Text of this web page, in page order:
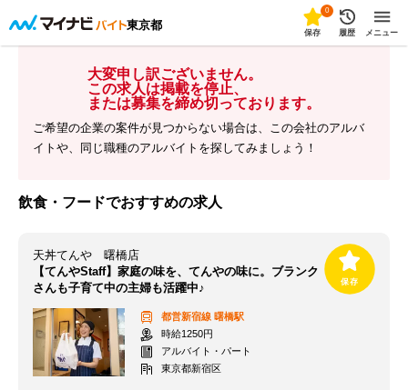
東京都
0
保存 履歴 メニュー
大変申し訳ございません。
この求人は掲載を停止、
または募集を締め切っております。
ご希望の企業の案件が見つからない場合は、この会社のアルバ
イトや、同じ職種のアルバイトを探してみましょう！
飲食・フードでおすすめの求人
天丼てんや 曙橋店
【てんやStaff】家庭の味を、てんやの味に。ブランク
さんも子育て中の主婦も活躍中♪
都営新宿線 曙橋駅
時給1250円
アルバイト・パート
東京都新宿区